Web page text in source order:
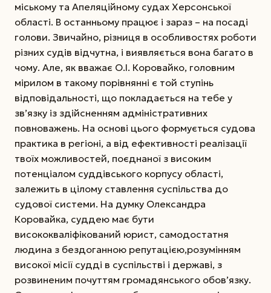
міському та Апеляційному судах Херсонської
області. В останньому працює і зараз – на посаді
голови. Звичайно, різниця в особливостях роботи
різних судів відчутна, і виявляється вона багато в
чому. Але, як вважає О.І. Коровайко, головним
мірилом в такому порівнянні є той ступінь
відповідальності, що покладається на тебе у
зв’язку із здійсненням адміністративних
повноважень. На основі цього формується судова
практика в регіоні, а від ефективності реалізації
твоїх можливостей, поєднаної з високим
потенціалом суддівського корпусу області,
залежить в цілому ставлення суспільства до
судової системи. На думку Олександра
Коровайка, суддею має бути
висококваліфікований юрист, самодостатня
людина з бездоганною репутацією,розумінням
високої місії судді в суспільстві і державі, з
розвиненим почуттям громадянського обов’язку.